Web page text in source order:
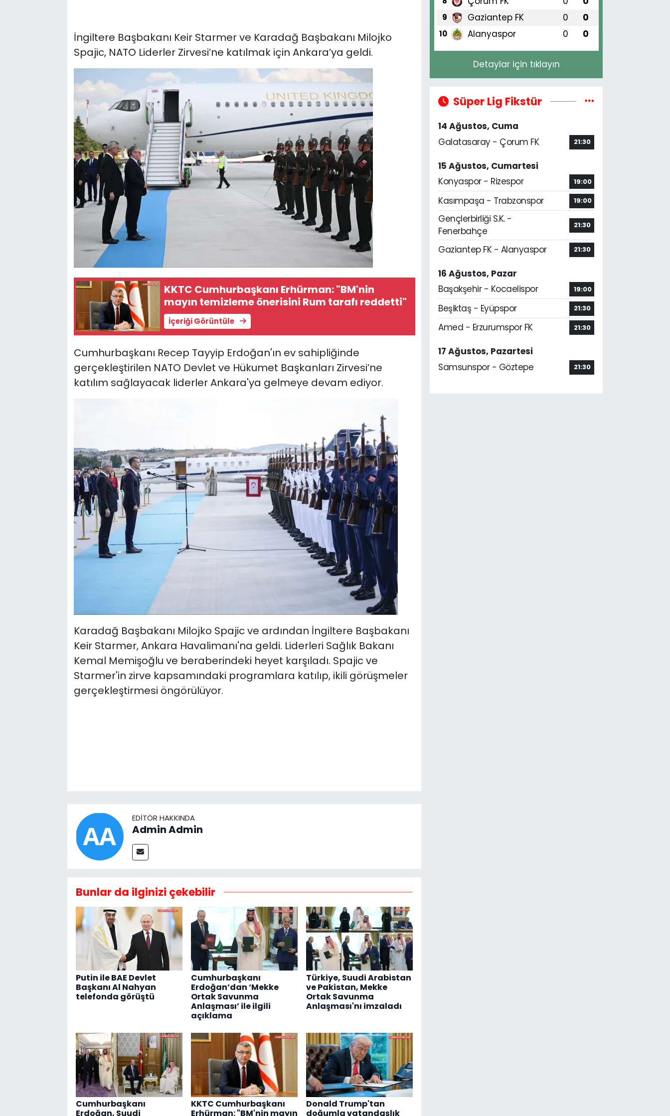
İngiltere Başbakanı Keir Starmer ve Karadağ Başbakanı Milojko
Spajic, NATO Liderler Zirvesi’ne katılmak için Ankara’ya geldi.
KKTC Cumhurbaşkanı Erhürman: "BM'nin
mayın temizleme önerisini Rum tarafı reddetti"
İçeriği Görüntüle
Cumhurbaşkanı Recep Tayyip Erdoğan'ın ev sahipliğinde
gerçekleştirilen NATO Devlet ve Hükumet Başkanları Zirvesi’ne
katılım sağlayacak liderler Ankara'ya gelmeye devam ediyor.
Karadağ Başbakanı Milojko Spajic ve ardından İngiltere Başbakanı
Keir Starmer, Ankara Havalimanı'na geldi. Liderleri Sağlık Bakanı
Kemal Memişoğlu ve beraberindeki heyet karşıladı. Spajic ve
Starmer'in zirve kapsamındaki programlara katılıp, ikili görüşmeler
gerçekleştirmesi öngörülüyor.
EDITÖR HAKKINDA
Admin Admin
Bunlar da ilginizi çekebilir
Putin ile BAE Devlet
Başkanı Al Nahyan
telefonda görüştü
Cumhurbaşkanı
Erdoğan’dan ‘Mekke
Ortak Savunma
Anlaşması’ ile ilgili
açıklama
Türkiye, Suudi Arabistan
ve Pakistan, Mekke
Ortak Savunma
Anlaşması'nı imzaladı
Cumhurbaşkanı
Erdoğan, Suudi
KKTC Cumhurbaşkanı
Erhürman: "BM'nin mayın
Donald Trump'tan
doğumla vatandaşlık
9 Gaziantep FK 0 0
10 Alanyaspor 0 0
Detaylar için tıklayın
Süper Lig Fikstür
14 Ağustos, Cuma
Galatasaray - Çorum FK
21:30
15 Ağustos, Cumartesi
Konyaspor - Rizespor
19:00
Kasımpaşa - Trabzonspor 19:00
Gençlerbirliği S.K. -
Fenerbahçe
21:30
Gaziantep FK - Alanyaspor 21:30
16 Ağustos, Pazar
Başakşehir - Kocaelispor
19:00
Beşiktaş - Eyüpspor 21:30
Amed - Erzurumspor FK 21:30
17 Ağustos, Pazartesi
Samsunspor - Göztepe
21:30